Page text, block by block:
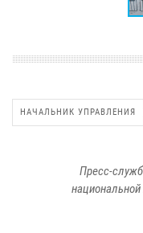
НАЧАЛЬНИК УПРАВЛЕНИЯ
Пресс-